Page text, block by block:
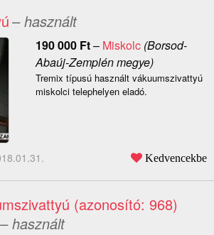
– használt
190 000 Ft– Miskolc(Borsod-
Abaúj-Zemplén megye)
Tremix típusú használt vákuumszivattyú
miskolci telephelyen eladó.
Kedvencekbe
(azonosító: 968)
– használt